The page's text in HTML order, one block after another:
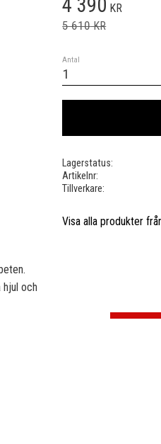
och
4 390 KR
Ordinarie pris:
5 610KR
Antal
Lagerstatus
Artikelnr
Tillverkare
Visa alla produkter